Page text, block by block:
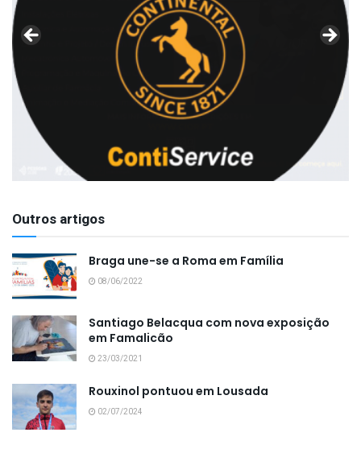
Outros artigos
Braga une-se a Roma em Família
08/06/2022
Santiago Belacqua com nova exposição
em Famalicão
23/03/2021
Rouxinol pontuou em Lousada
02/07/2024